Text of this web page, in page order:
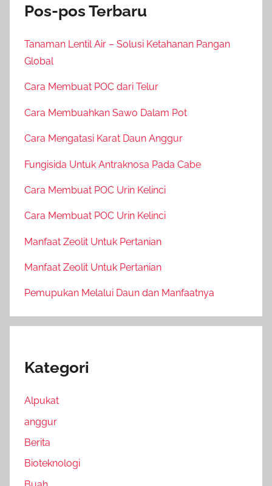
Pos-pos Terbaru
Tanaman Lentil Air – Solusi Ketahanan Pangan
Global
Cara Membuat POC dari Telur
Cara Membuahkan Sawo Dalam Pot
Cara Mengatasi Karat Daun Anggur
Fungisida Untuk Antraknosa Pada Cabe
Cara Membuat POC Urin Kelinci
Cara Membuat POC Urin Kelinci
Manfaat Zeolit Untuk Pertanian
Manfaat Zeolit Untuk Pertanian
Pemupukan Melalui Daun dan Manfaatnya
Kategori
Alpukat
anggur
Berita
Bioteknologi